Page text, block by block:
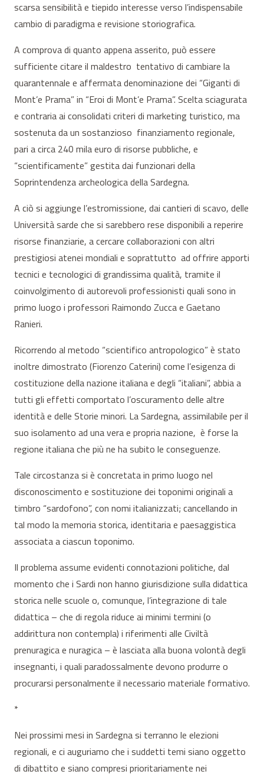
scarsa sensibilità e tiepido interesse verso l’indispensabile
cambio di paradigma e revisione storiografica.
A comprova di quanto appena asserito, può essere
sufficiente citare il maldestro tentativo di cambiare la
quarantennale e affermata denominazione dei “Giganti di
Mont’e Prama” in “Eroi di Mont’e Prama”. Scelta sciagurata
e contraria ai consolidati criteri di marketing turistico, ma
sostenuta da un sostanzioso finanziamento regionale,
pari a circa 240 mila euro di risorse pubbliche, e
“scientificamente” gestita dai funzionari della
Soprintendenza archeologica della Sardegna.
A ciò si aggiunge l’estromissione, dai cantieri di scavo, delle
Università sarde che si sarebbero rese disponibili a reperire
risorse finanziarie, a cercare collaborazioni con altri
prestigiosi atenei mondiali e soprattutto ad offrire apporti
tecnici e tecnologici di grandissima qualità, tramite il
coinvolgimento di autorevoli professionisti quali sono in
primo luogo i professori Raimondo Zucca e Gaetano
Ranieri.
Ricorrendo al metodo “scientifico antropologico” è stato
inoltre dimostrato (Fiorenzo Caterini) come l’esigenza di
costituzione della nazione italiana e degli “italiani”, abbia a
tutti gli effetti comportato l’oscuramento delle altre
identità e delle Storie minori. La Sardegna, assimilabile per il
suo isolamento ad una vera e propria nazione, è forse la
regione italiana che più ne ha subito le conseguenze.
Tale circostanza si è concretata in primo luogo nel
disconoscimento e sostituzione dei toponimi originali a
timbro “sardofono”, con nomi italianizzati; cancellando in
tal modo la memoria storica, identitaria e paesaggistica
associata a ciascun toponimo.
Il problema assume evidenti connotazioni politiche, dal
momento che i Sardi non hanno giurisdizione sulla didattica
storica nelle scuole o, comunque, l’integrazione di tale
didattica – che di regola riduce ai minimi termini (o
addirittura non contempla) i riferimenti alle Civiltà
prenuragica e nuragica – è lasciata alla buona volontà degli
insegnanti, i quali paradossalmente devono produrre o
procurarsi personalmente il necessario materiale formativo.
*
Nei prossimi mesi in Sardegna si terranno le elezioni
regionali, e ci auguriamo che i suddetti temi siano oggetto
di dibattito e siano compresi prioritariamente nei